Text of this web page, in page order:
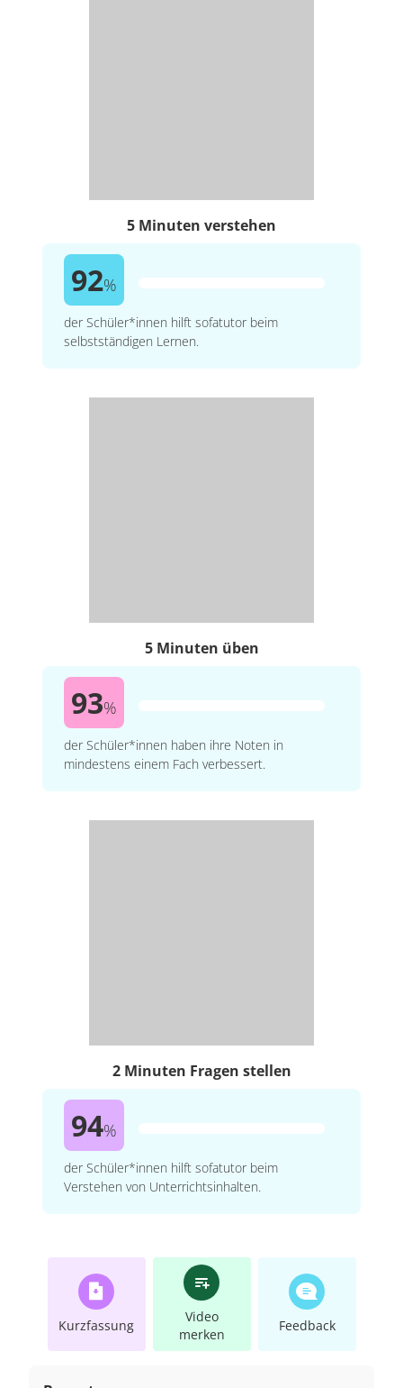
5 Minuten verstehen
92%
der Schüler*innen hilft sofatutor beim
selbstständigen Lernen.
5 Minuten üben
93%
der Schüler*innen haben ihre Noten in
mindestens einem Fach verbessert.
2 Minuten Fragen stellen
94%
der Schüler*innen hilft sofatutor beim
Verstehen von Unterrichtsinhalten.
Kurzfassung
Video
merken
Feedback